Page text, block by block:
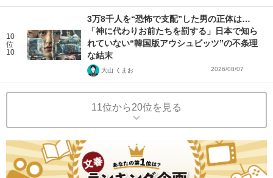
10
位
10
3万8千人を“恐怖で支配”した男の正体は…
「神に代わりお前たちを罰する」日本で知ら
れていない“韓国版アウシュビッツ”の不条理
な結末
大山 くまお 2026/08/07
11位から20位を見る